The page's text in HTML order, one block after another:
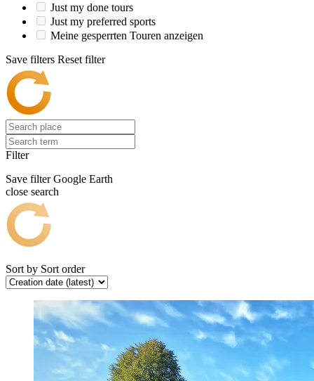
Just my done tours
Just my preferred sports
Meine gesperrten Touren anzeigen
Save filters Reset filter
Filter
Save filter Google Earth
close search
Sort by Sort order